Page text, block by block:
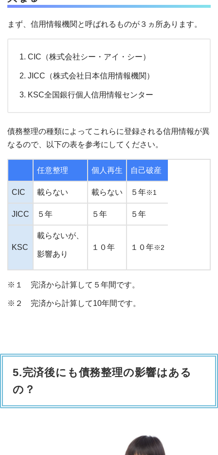
まず、信用情報機関と呼ばれるものが３ヵ所あります。
CIC（株式会社シー・アイ・シー）
JICC（株式会社日本信用情報機関）
KSC全国銀行個人信用情報センター
債務整理の種類によってこれらに登録される信用情報が異
なるので、以下の表を参考にしてください。
任意整理 個人再生 自己破産
CIC 載らない 載らない ５年※1
JICC ５年 ５年 ５年
KSC
載らないが、
影響あり
１０年 １０年※2
※１ 完済から計算して５年間です。
※２ 完済から計算して10年間です。
5.完済後にも債務整理の影響はある
の？